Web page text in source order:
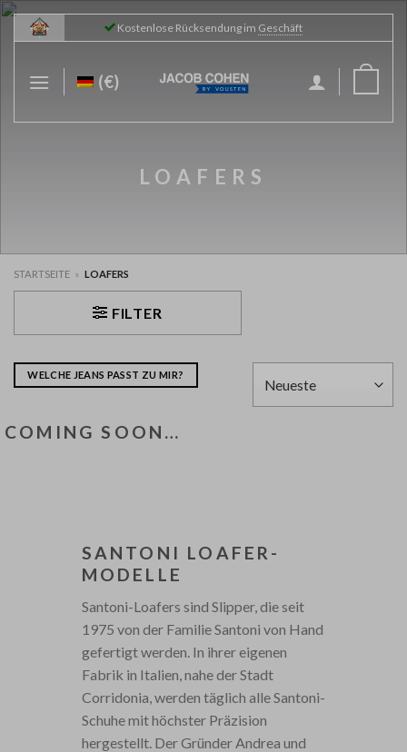
Skip
Kostenlose Rücksendung im Geschäft
(€)
LOAFERS
STARTSEITE » LOAFERS
FILTER
WELCHE JEANS PASST ZU MIR?
COMING SOON…
SANTONI LOAFER-
MODELLE
Santoni-Loafers sind Slipper, die seit
1975 von der Familie Santoni von Hand
gefertigt werden. In ihrer eigenen
Fabrik in Italien, nahe der Stadt
Corridonia, werden täglich alle Santoni-
Schuhe mit höchster Präzision
hergestellt. Der Gründer Andrea und